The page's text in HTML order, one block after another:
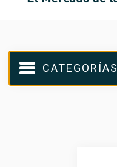
CATEGORÍAS